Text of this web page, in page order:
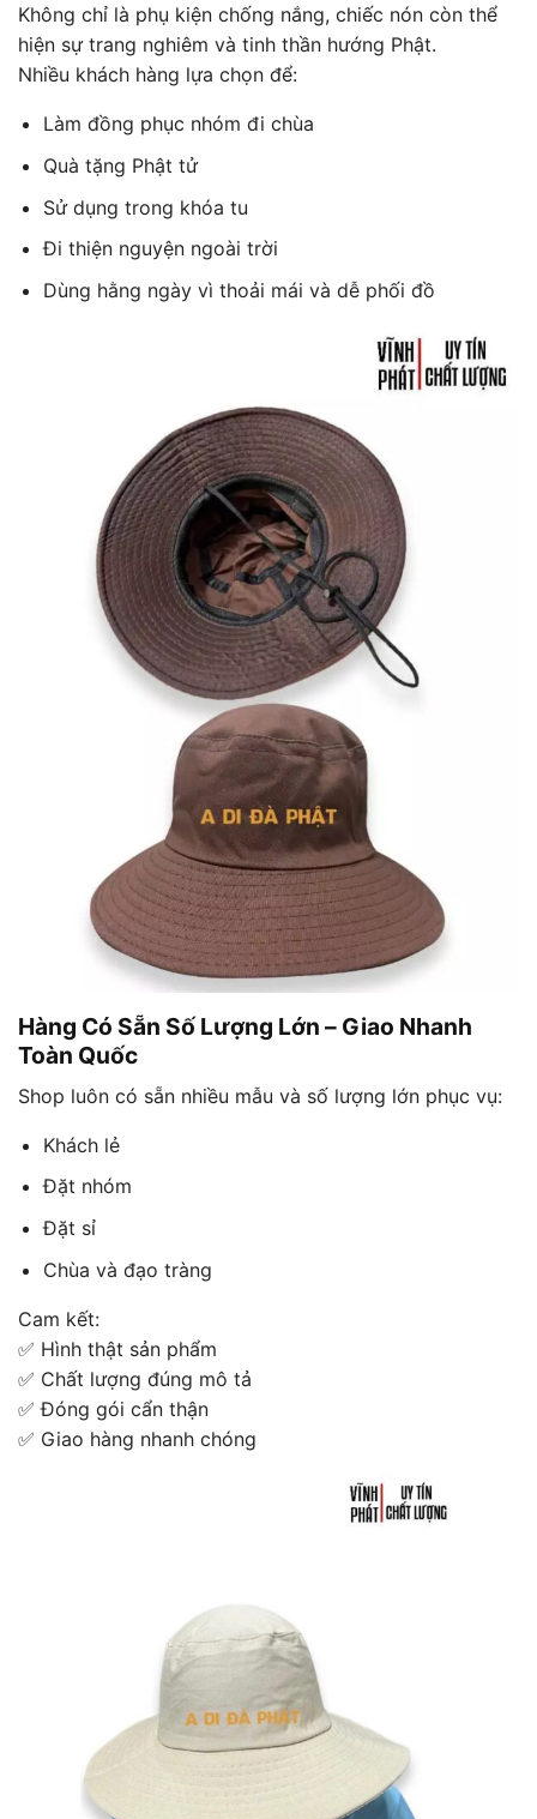
Không chỉ là phụ kiện chống nắng, chiếc nón còn thể
hiện sự trang nghiêm và tinh thần hướng Phật.
Nhiều khách hàng lựa chọn để:
Làm đồng phục nhóm đi chùa
Quà tặng Phật tử
Sử dụng trong khóa tu
Đi thiện nguyện ngoài trời
Dùng hằng ngày vì thoải mái và dễ phối đồ
Hàng Có Sẵn Số Lượng Lớn – Giao Nhanh
Toàn Quốc
Shop luôn có sẵn nhiều mẫu và số lượng lớn phục vụ:
Khách lẻ
Đặt nhóm
Đặt sỉ
Chùa và đạo tràng
Cam kết:
✅ Hình thật sản phẩm
✅ Chất lượng đúng mô tả
✅ Đóng gói cẩn thận
✅ Giao hàng nhanh chóng